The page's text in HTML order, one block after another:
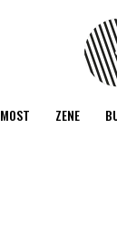
MOST ZENE